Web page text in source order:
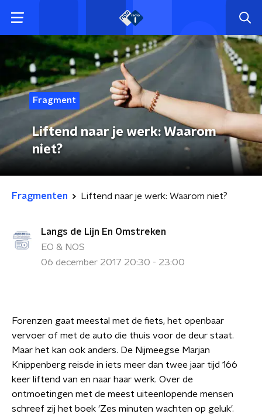
Fragment
Liftend naar je werk: Waarom
niet?
Fragmenten Liftend naar je werk: Waarom niet?
Langs de Lijn En Omstreken
EO & NOS
06 december 2017 20:30 - 23:00
Forenzen gaat meestal met de fiets, het openbaar
vervoer of met de auto die thuis voor de deur staat.
Maar het kan ook anders. De Nijmeegse Marjan
Knippenberg reisde in iets meer dan twee jaar tijd 166
keer liftend van en naar haar werk. Over de
ontmoetingen met de meest uiteenlopende mensen
schreef zij het boek 'Zes minuten wachten op geluk'.